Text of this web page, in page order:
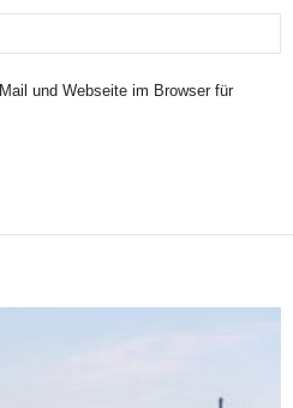
und Webseite im Browser für